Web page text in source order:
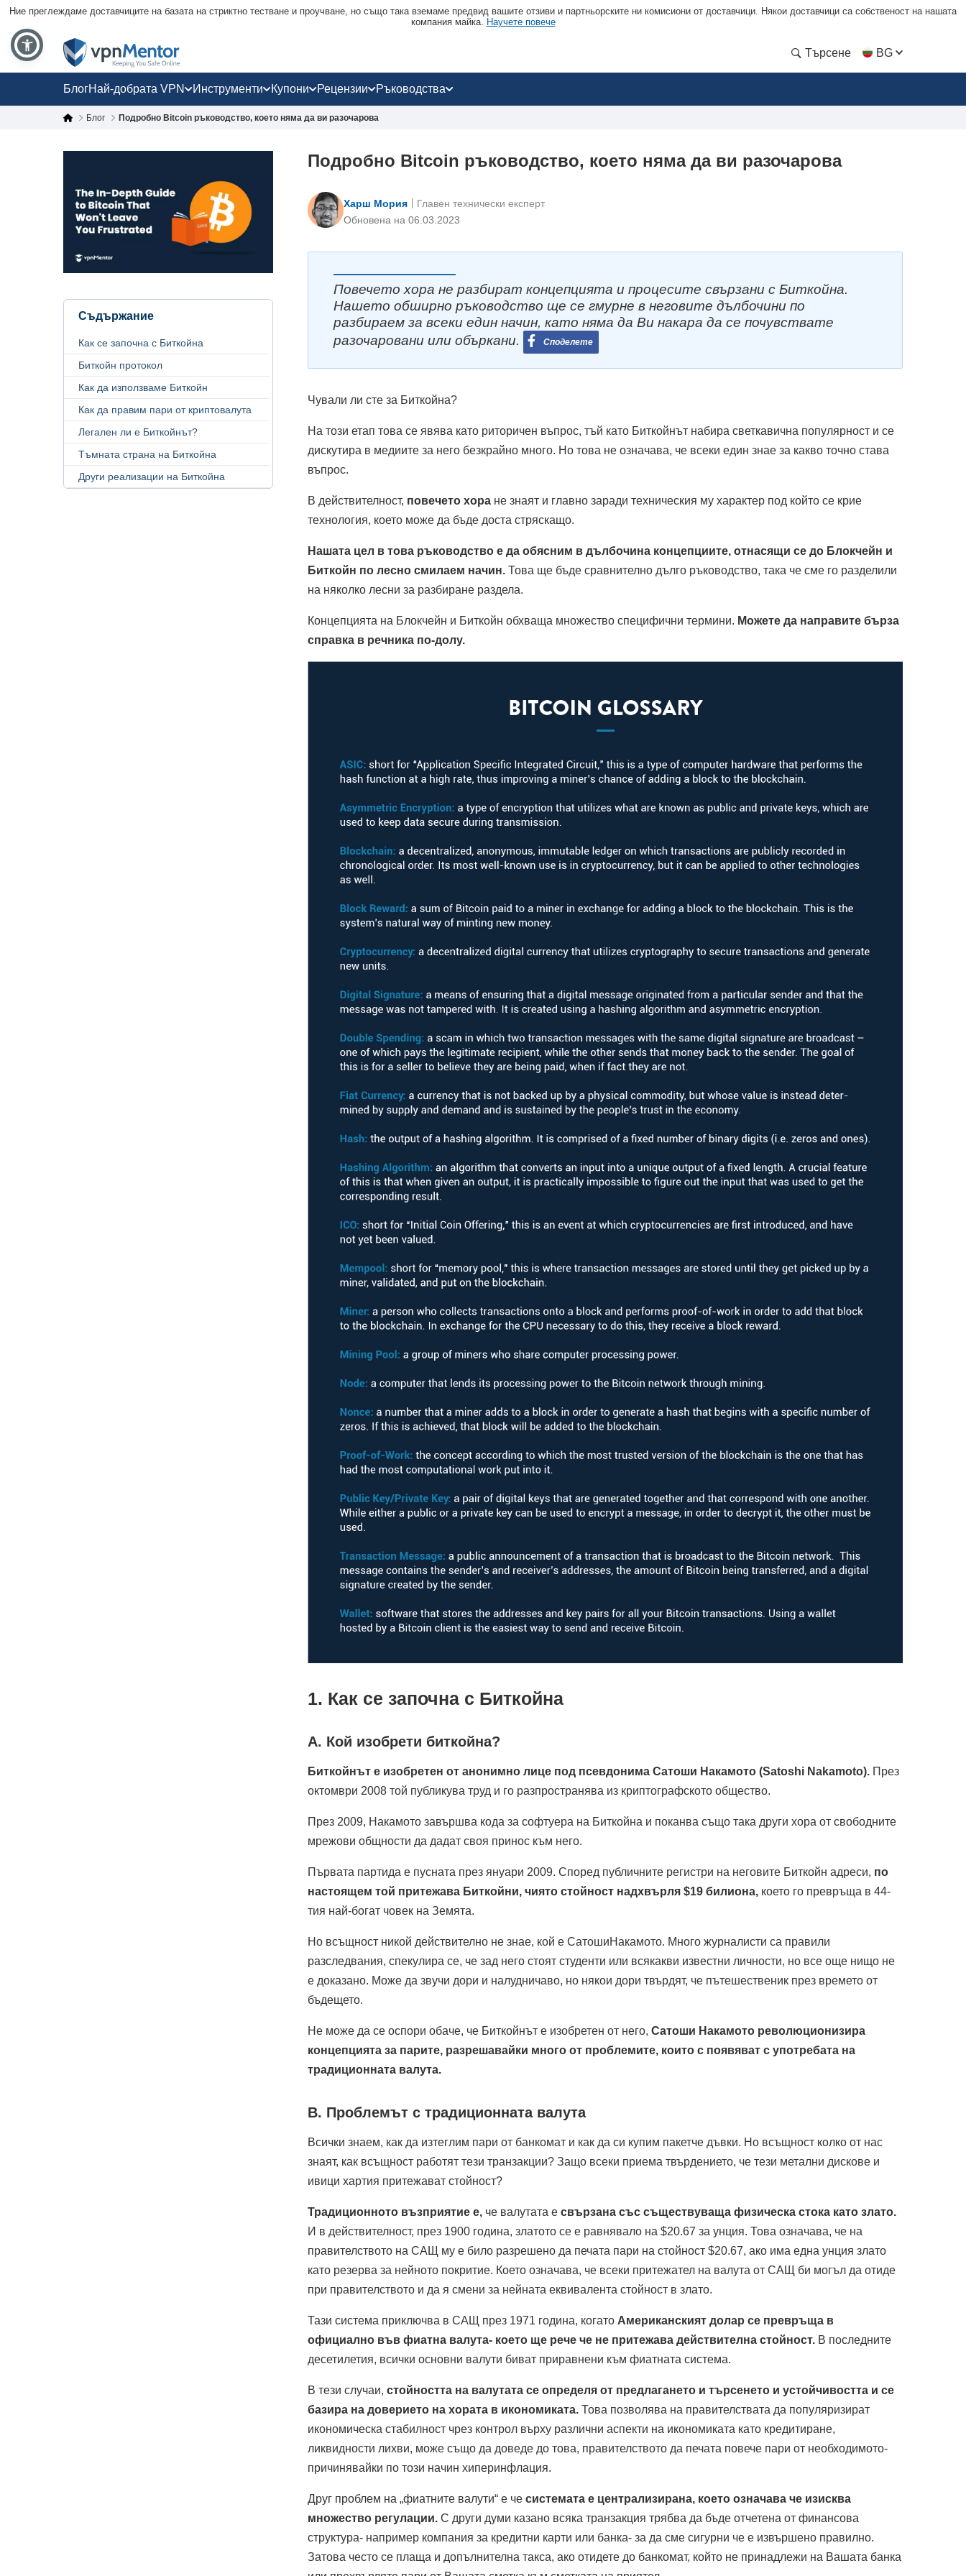
Ние преглеждаме доставчиците на базата на стриктно тестване и проучване, но също така вземаме предвид вашите отзиви и партньорските ни комисиони от доставчици. Някои доставчици са собственост на нашата
компания майка. Научете повече
Търсене BG
БлогНай-добрата VPN Инструменти Купони Рецензии Ръководства
Блог Подробно Bitcoin ръководство, което няма да ви разочарова
Подробно Bitcoin ръководство, което няма да ви разочарова
Харш Мория
Oбновена на 06.03.2023
Главен технически експерт
Повечето хора не разбират концепцията и процесите свързани с Биткойна.
Нашето обширно ръководство ще се гмурне в неговите дълбочини по
разбираем за всеки един начин, като няма да Ви накара да се почувствате
разочаровани или объркани.
Споделете
Чували ли сте за Биткойна?
На този етап това се явява като риторичен въпрос, тъй като Биткойнът набира светкавична популярност и се
дискутира в медиите за него безкрайно много. Но това не означава, че всеки един знае за какво точно става
въпрос.
В действителност, повечето хора не знаят и главно заради техническия му характер под който се крие
технология, което може да бъде доста стряскащо.
Нашата цел в това ръководство е да обясним в дълбочина концепциите, отнасящи се до Блокчейн и
Биткойн по лесно смилаем начин. Това ще бъде сравнително дълго ръководство, така че сме го разделили
на няколко лесни за разбиране раздела.
Концепцията на Блокчейн и Биткойн обхваща множество специфични термини. Можете да направите бърза
справка в речника по-долу.
1. Как се започна с Биткойна
A. Кой изобрети биткойна?
Биткойнът е изобретен от анонимно лице под псевдонима Сатоши Накамото (Satoshi Nakamoto). През
октомври 2008 той публикува труд и го разпространява из криптографското общество.
През 2009, Накамото завършва кода за софтуера на Биткойна и поканва също така други хора от свободните
мрежови общности да дадат своя принос към него.
Първата партида е пусната през януари 2009. Според публичните регистри на неговите Биткойн адреси, по
настоящем той притежава Биткойни, чиято стойност надхвърля $19 билиона, което го превръща в 44-
тия най-богат човек на Земята.
Но всъщност никой действително не знае, кой е СатошиНакамото. Много журналисти са правили
разследвания, спекулира се, че зад него стоят студенти или всякакви известни личности, но все още нищо не
е доказано. Може да звучи дори и налудничаво, но някои дори твърдят, че пътешественик през времето от
бъдещето.
Не може да се оспори обаче, че Биткойнът е изобретен от него, Сатоши Накамото революционизира
концепцията за парите, разрешавайки много от проблемите, които с появяват с употребата на
традиционната валута.
B. Проблемът с традиционната валута
Всички знаем, как да изтеглим пари от банкомат и как да си купим пакетче дъвки. Но всъщност колко от нас
знаят, как всъщност работят тези транзакции? Защо всеки приема твърдението, че тези метални дискове и
ивици хартия притежават стойност?
Традиционното възприятие е, че валутата е свързана със съществуваща физическа стока като злато.
И в действителност, през 1900 година, златото се е равнявало на $20.67 за унция. Това означава, че на
правителството на САЩ му е било разрешено да печата пари на стойност $20.67, ако има една унция злато
като резерва за нейното покритие. Което означава, че всеки притежател на валута от САЩ би могъл да отиде
при правителството и да я смени за нейната еквивалента стойност в злато.
Тази система приключва в САЩ през 1971 година, когато Американският долар се превръща в
официално във фиатна валута- което ще рече че не притежава действителна стойност. В последните
десетилетия, всички основни валути биват приравнени към фиатната система.
В тези случаи, стойността на валутата се определя от предлагането и търсенето и устойчивостта и се
базира на доверието на хората в икономиката. Това позволява на правителствата да популяризират
икономическа стабилност чрез контрол върху различни аспекти на икономиката като кредитиране,
ликвидности лихви, може също да доведе до това, правителството да печата повече пари от необходимото-
причинявайки по този начин хиперинфлация.
Друг проблем на „фиатните валути“ е че системата е централизирана, което означава че изисква
множество регулации. С други думи казано всяка транзакция трябва да бъде отчетена от финансова
структура- например компания за кредитни карти или банка- за да сме сигурни че е извършено правилно.
Затова често се плаща и допълнителна такса, ако отидете до банкомат, който не принадлежи на Вашата банка
Съдържание
Как се започна с Биткойна
Биткойн протокол
Как да използваме Биткойн
Как да правим пари от криптовалута
Легален ли е Биткойнът?
Тъмната страна на Биткойна
Други реализации на Биткойна